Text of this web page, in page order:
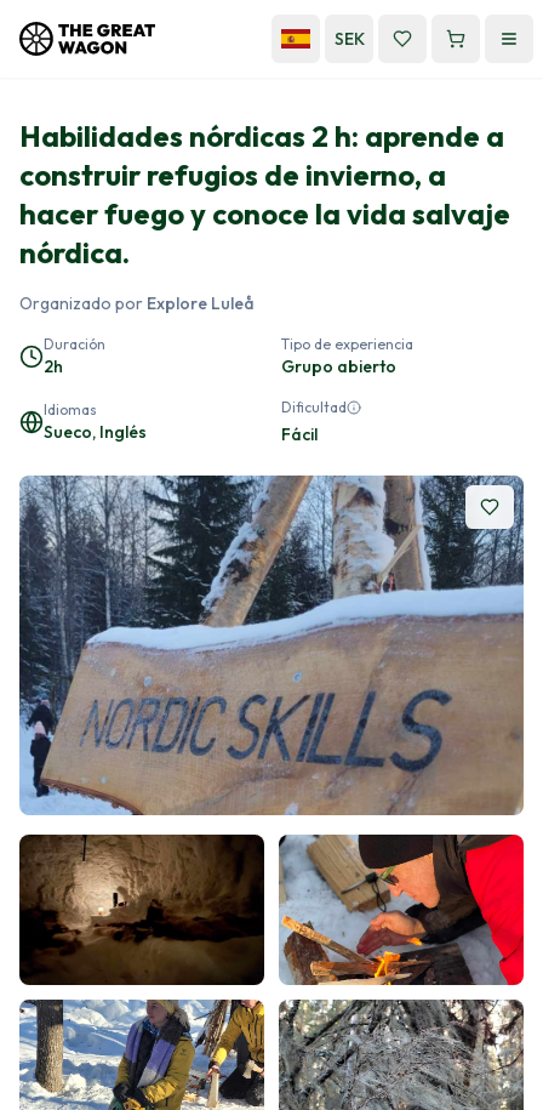
SEK
Habilidades nórdicas 2 h: aprende a
construir refugios de invierno, a
hacer fuego y conoce la vida salvaje
nórdica.
Organizado por Explore Luleå
Duración
2h
Tipo de experiencia
Grupo abierto
Idiomas
Sueco, Inglés
Dificultad
Fácil